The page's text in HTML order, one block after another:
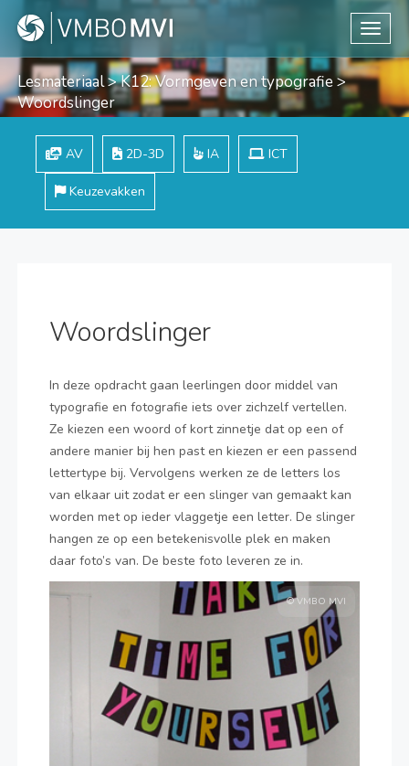
Lesmateriaal>K12: Vormgeven en typografie>
Woordslinger
AV 2D-3D IA ICT
Keuzevakken
Woordslinger
In deze opdracht gaan leerlingen door middel van
typografie en fotografie iets over zichzelf vertellen.
Ze kiezen een woord of kort zinnetje dat op een of
andere manier bij hen past en kiezen er een passend
lettertype bij. Vervolgens werken ze de letters los
van elkaar uit zodat er een slinger van gemaakt kan
worden met op ieder vlaggetje een letter. De slinger
hangen ze op een betekenisvolle plek en maken
daar foto’s van. De beste foto leveren ze in.
© VMBO MVI